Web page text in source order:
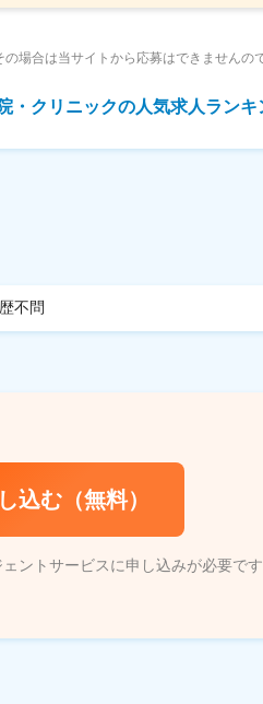
場合は当サイトから応募はできませんの
・クリニックの人気求人ラン
不問
込む（無料）
ントサービスに申し込みが必要です